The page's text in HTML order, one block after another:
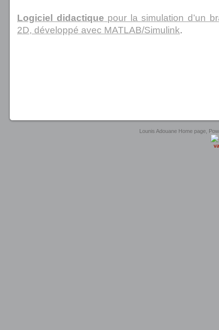
Logiciel didactique pour la simulation d’un
2D, développé avec MATLAB/Simulink.
Lounis Adouane Home page,